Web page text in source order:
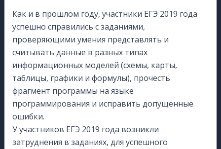
Как и в прошлом году, участники ЕГЭ 2019 года
успешно справились с заданиями,
проверяющими умения представлять и
считывать данные в разных типах
информационных моделей (схемы, карты,
таблицы, графики и формулы), прочесть
фрагмент программы на языке
программирования и исправить допущенные
ошибки.
У участников ЕГЭ 2019 года возникли
затруднения в заданиях, для успешного